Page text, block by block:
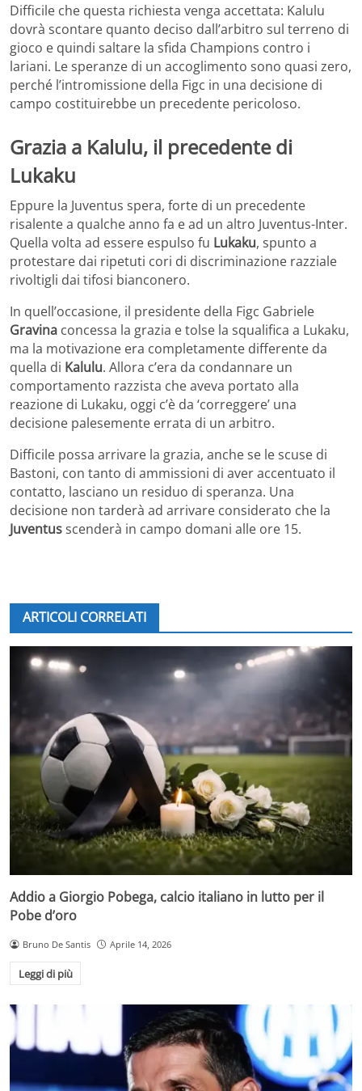
Difficile che questa richiesta venga accettata: Kalulu
dovrà scontare quanto deciso dall’arbitro sul terreno di
gioco e quindi saltare la sfida Champions contro i
lariani. Le speranze di un accoglimento sono quasi zero,
perché l’intromissione della Figc in una decisione di
campo costituirebbe un precedente pericoloso.
Grazia a Kalulu, il precedente di
Lukaku
Eppure la Juventus spera, forte di un precedente
risalente a qualche anno fa e ad un altro Juventus-Inter.
Quella volta ad essere espulso fu Lukaku, spunto a
protestare dai ripetuti cori di discriminazione razziale
rivoltigli dai tifosi bianconero.
In quell’occasione, il presidente della Figc Gabriele
Gravina concessa la grazia e tolse la squalifica a Lukaku,
ma la motivazione era completamente differente da
quella di Kalulu. Allora c’era da condannare un
comportamento razzista che aveva portato alla
reazione di Lukaku, oggi c’è da ‘correggere’ una
decisione palesemente errata di un arbitro.
Difficile possa arrivare la grazia, anche se le scuse di
Bastoni, con tanto di ammissioni di aver accentuato il
contatto, lasciano un residuo di speranza. Una
decisione non tarderà ad arrivare considerato che la
Juventusscenderà in campo domani alle ore 15.
ARTICOLI CORRELATI
Addio a Giorgio Pobega, calcio italiano in lutto per il
Pobe d’oro
Bruno De Santis Aprile 14, 2026
Leggi di più